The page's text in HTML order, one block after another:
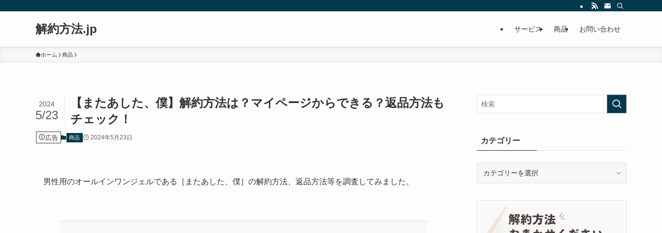
解約方法.jp サービス 商品 お問い合わせ
ホーム 商品
【またあした、僕】解約方法は？マイページからできる？返品方法も
チェック！
2024
5/23
広告 商品 2024年5月23日
男性用のオールインワンジェルである［またあした、僕］の解約方法、返品方法等を調査してみました。
カテゴリー
リ